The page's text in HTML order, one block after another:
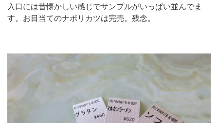
入口には昔懐かしい感じでサンプルがいっぱい並んでま
す。お目当てのナポリカツは完売。残念。